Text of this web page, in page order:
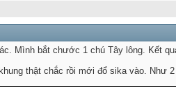
Mình bắt chước 1 chú Tây lông. Kết
thật chắc rồi mới đổ sika vào.